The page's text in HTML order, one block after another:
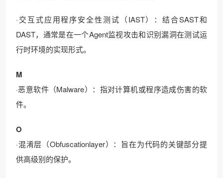
·交互式应用程序安全性测试（IAST）：结合SAST和
DAST，通常是在一个Agent监视攻击和识别漏洞在测试运
行时环境的实现形式。
M
·恶意软件（Malware）：指对计算机或程序造成伤害的软
件。
O
·混淆层（Obfuscationlayer）：旨在为代码的关键部分提
供高级别的保护。